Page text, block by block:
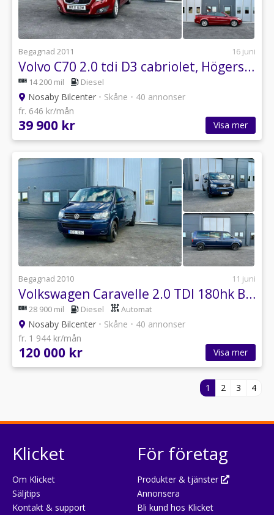
Begagnad 2011 16 juni
Volvo C70 2.0 tdi D3 cabriolet, Högerstyrd, Elstolar, GPS
14 200 mil Diesel
Nosaby Bilcenter • Skåne • 40 annonser
fr. 646 kr/mån
39 900 kr Visa mer
Begagnad 2010 11 juni
Volkswagen Caravelle 2.0 TDI 180hk BMT Comfortline,Lång, 8-sits,PDC, 1 ägare
28 900 mil Diesel Automat
Nosaby Bilcenter • Skåne • 40 annonser
fr. 1 944 kr/mån
120 000 kr Visa mer
1 2 3 4
Klicket
Om Klicket
Säljtips
Kontakt & support
För företag
Produkter & tjänster
Annonsera
Bli kund hos Klicket